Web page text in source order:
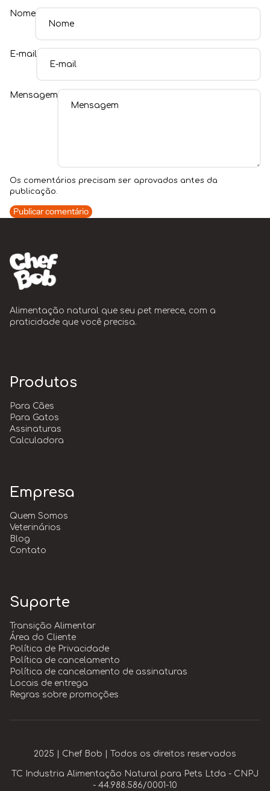
Nome
E-mail
Mensagem
Os comentários precisam ser aprovados antes da
publicação.
Publicar comentário
Alimentação natural que seu pet merece, com a
praticidade que você precisa.
Produtos
Para Cães
Para Gatos
Assinaturas
Calculadora
Empresa
Quem Somos
Veterinários
Blog
Contato
Suporte
Transição Alimentar
Área do Cliente
Política de Privacidade
Política de cancelamento
Política de cancelamento de assinaturas
Locais de entrega
Regras sobre promoções
2025 | Chef Bob | Todos os direitos reservados
TC Industria Alimentação Natural para Pets Ltda - CNPJ
- 44.988.586/0001-10